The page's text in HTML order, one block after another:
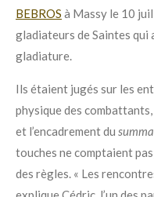
BEBROS à Massy le 10
gladiateurs de Saintes qui
gladiature.
Ils étaient jugés sur les
physique des
et l’encadrement du
touches ne comptaient
des règles. « Les